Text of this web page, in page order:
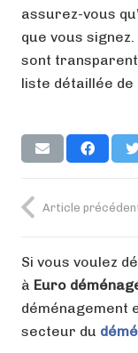
assurez-vous
que vous
sont
liste détaillée de
Article
Si vous voulez
à Euro
déménagement
secteur du